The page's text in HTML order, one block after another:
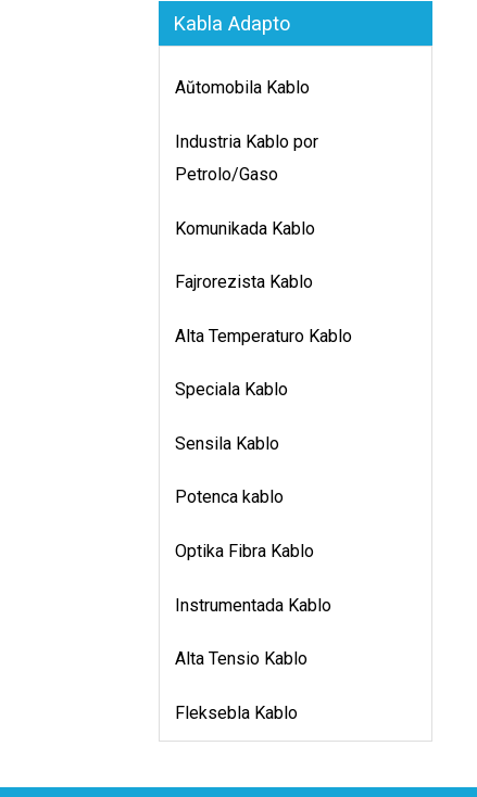
Kabla Adapto
Aŭtomobila Kablo
Industria Kablo por
Petrolo/Gaso
Komunikada Kablo
Fajrorezista Kablo
Alta Temperaturo Kablo
Speciala Kablo
Sensila Kablo
Potenca kablo
Optika Fibra Kablo
Instrumentada Kablo
Alta Tensio Kablo
Fleksebla Kablo